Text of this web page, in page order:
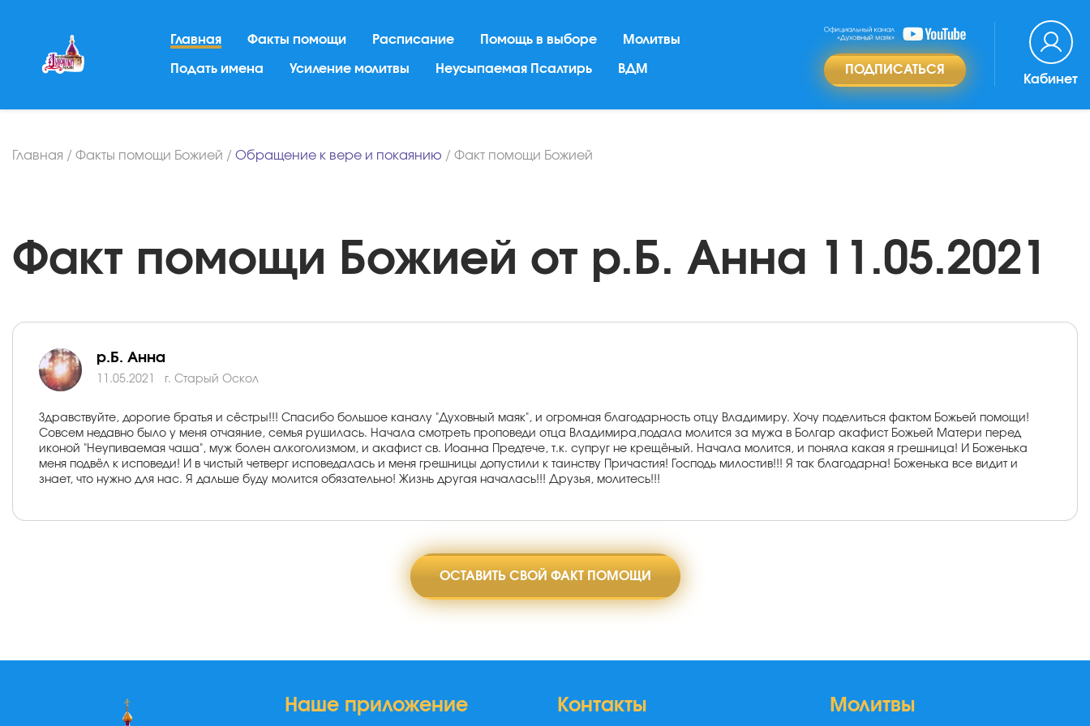
Главная Факты помощи Расписание Помощь в выборе Молитвы
Подать имена Усиление молитвы Неусыпаемая Псалтирь ВДМ ПОДПИСАТЬСЯ
Кабинет
Главная / Факты помощи Божией / Обращение к вере и покаянию / Факт помощи Божией
Факт помощи Божией от р.Б. Анна 11.05.2021
р.Б. Анна
11.05.2021 г. Старый Оскол
Здравствуйте, дорогие братья и сёстры!!! Спасибо большое каналу "Духовный маяк", и огромная благодарность отцу Владимиру. Хочу поделиться фактом Божьей помощи!
Совсем недавно было у меня отчаяние, семья рушилась. Начала смотреть проповеди отца Владимира,подала молится за мужа в Болгар акафист Божьей Матери перед
иконой "Неупиваемая чаша", муж болен алкоголизмом, и акафист св. Иоанна Предтече, т.к. супруг не крещёный. Начала молится, и поняла какая я грешница! И Боженька
меня подвёл к исповеди! И в чистый четверг исповедалась и меня грешницы допустили к таинству Причастия! Господь милостив!!! Я так благодарна! Боженька все видит и
знает, что нужно для нас. Я дальше буду молится обязательно! Жизнь другая началась!!! Друзья, молитесь!!!
ОСТАВИТЬ СВОЙ ФАКТ ПОМОЩИ
Наше приложение Контакты Молитвы